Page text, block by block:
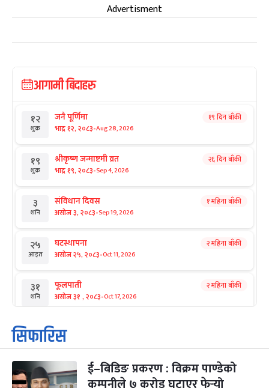
Advertisment
आगामी बिदाहरु
१२
शुक्र
जनै पूर्णिमा
भाद्र १२, २०८३-Aug 28, 2026
१९ दिन बाँकी
१९
शुक्र
श्रीकृष्ण जन्माष्टमी व्रत
भाद्र १९, २०८३-Sep 4, 2026
२६ दिन बाँकी
३
शनि
संविधान दिवस
असोज ३, २०८३-Sep 19, 2026
१ महिना बाँकी
२५
आइत
घटस्थापना
असोज २५, २०८३-Oct 11, 2026
२ महिना बाँकी
३१
शनि
फूलपाती
असोज ३१ , २०८३-Oct 17, 2026
२ महिना बाँकी
१
आइत
कार्तिक सङ्क्रान्ति
कार्तिक १, २०८३
३
मंगल
महानवमी
कार्तिक ३, २०८३-Oct 20, 2026
२ महिना बाँकी
सिफारिस
ई–बिडिङ प्रकरण : विक्रम पाण्डेको